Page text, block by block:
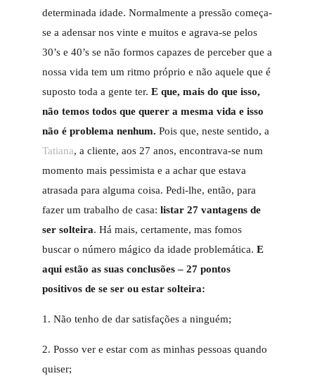
determinada idade. Normalmente a pressão começa-
se a adensar nos vinte e muitos e agrava-se pelos
30’s e 40’s se não formos capazes de perceber que a
nossa vida tem um ritmo próprio e não aquele que é
suposto toda a gente ter. E que, mais do que isso,
não temos todos que querer a mesma vida e isso
não é problema nenhum. Pois que, neste sentido, a
Tatiana, a cliente, aos 27 anos, encontrava-se num
momento mais pessimista e a achar que estava
atrasada para alguma coisa. Pedi-lhe, então, para
fazer um trabalho de casa: listar 27 vantagens de
ser solteira. Há mais, certamente, mas fomos
buscar o número mágico da idade problemática. E
aqui estão as suas conclusões – 27 pontos
positivos de se ser ou estar solteira:
1. Não tenho de dar satisfações a ninguém;
2. Posso ver e estar com as minhas pessoas quando
quiser;